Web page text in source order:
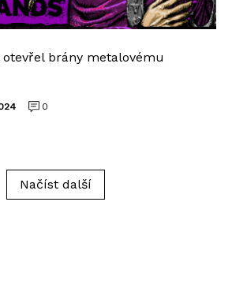
brány metalovému
0
Načíst další